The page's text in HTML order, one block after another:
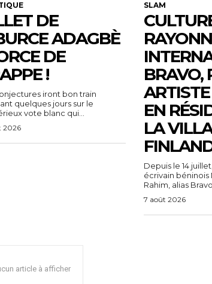
DE
ADAGBÈ
DE
!
iront bon train
quelques jours sur le
vote blanc qui...
2026
SLAM
BRAVO,
EN
LA
Depuis le 14
écrivain
Rahim, alias
7 août 2026
article à afficher